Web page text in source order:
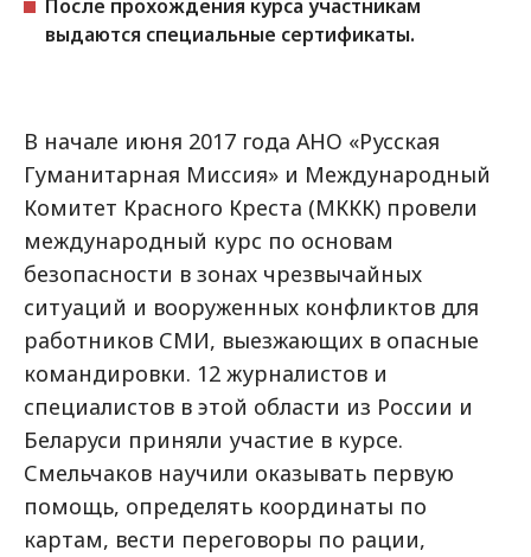
После прохождения курса участникам
выдаются специальные сертификаты.
В начале июня 2017 года АНО «Русская
Гуманитарная Миссия» и Международный
Комитет Красного Креста (МККК) провели
международный курс по основам
безопасности в зонах чрезвычайных
ситуаций и вооруженных конфликтов для
работников СМИ, выезжающих в опасные
командировки. 12 журналистов и
специалистов в этой области из России и
Беларуси приняли участие в курсе.
Смельчаков научили оказывать первую
помощь, определять координаты по
картам, вести переговоры по рации,